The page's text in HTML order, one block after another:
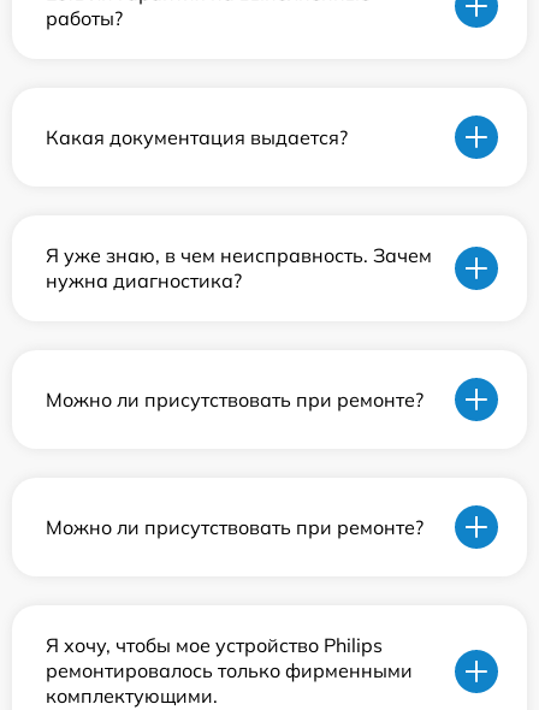
работы?
Какая документация выдается?
Я уже знаю, в чем неисправность. Зачем
нужна диагностика?
Можно ли присутствовать при ремонте?
Можно ли присутствовать при ремонте?
Я хочу, чтобы мое устройство Philips
ремонтировалось только фирменными
комплектующими.